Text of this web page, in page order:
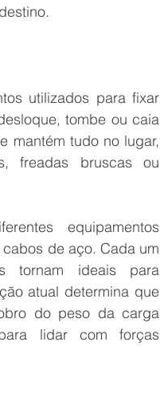
utilizados para fixar
tombe ou caia
mantém tudo no lugar,
freadas bruscas ou
equipamentos
de aço. Cada um
tornam ideais para
atual determina que
do peso da carga
lidar com forças